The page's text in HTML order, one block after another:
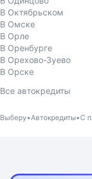
В Октябрьском
В Омске
В Орле
В Оренбурге
В Орехово-Зуево
В Орске
Все автокредиты
Выберу Автокредиты С